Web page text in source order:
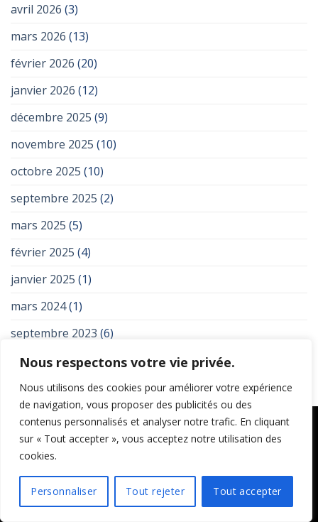
Nous respectons votre vie privée.
Nous utilisons des cookies pour améliorer votre expérience
de navigation, vous proposer des publicités ou des
contenus personnalisés et analyser notre trafic. En cliquant
sur « Tout accepter », vous acceptez notre utilisation des
cookies.
Personnaliser Tout rejeter Tout accepter
avril 2026 (3)
mars 2026 (13)
février 2026 (20)
janvier 2026 (12)
décembre 2025 (9)
novembre 2025 (10)
octobre 2025 (10)
septembre 2025 (2)
mars 2025 (5)
février 2025 (4)
janvier 2025 (1)
mars 2024(1)
septembre 2023 (6)
À PROPOS
Les arts divinatoires est un blog qui se consacre à
l’exploration, à la discussion et à l’enseignement des
différentes pratiques divinatoires. Vous y retrouverez